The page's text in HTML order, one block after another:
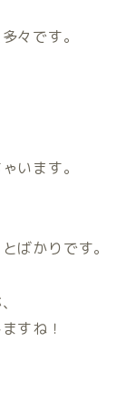
々です。
います。
ばかりです。
すね！